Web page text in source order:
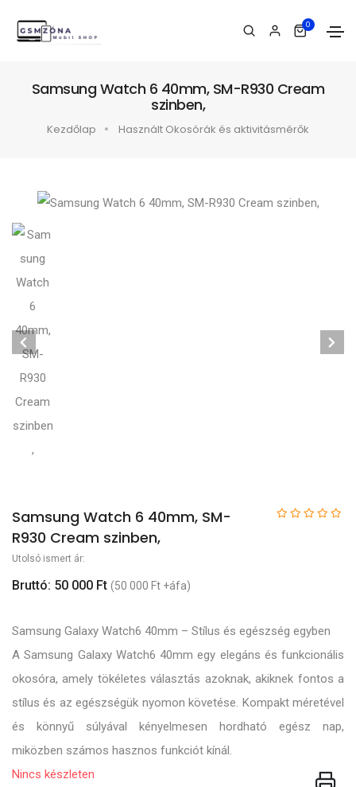
0
Samsung Watch 6 40mm, SM-R930 Cream
szinben,
Kezdőlap Használt Okosórák és aktivitásmérők
Samsung Watch 6 40mm, SM-
R930 Cream szinben,
Utolsó ismert ár:
Bruttó: 50 000 Ft (50 000 Ft +áfa)
Samsung Galaxy Watch6 40mm – Stílus és egészség egyben
A Samsung Galaxy Watch6 40mm egy elegáns és funkcionális
okosóra, amely tökéletes választás azoknak, akiknek fontos a
stílus és az egészségük nyomon követése. Kompakt méretével
és könnyű súlyával kényelmesen hordható egész nap,
miközben számos hasznos funkciót kínál.
Nincs készleten